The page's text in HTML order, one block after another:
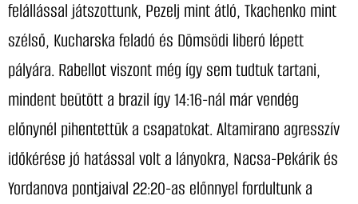
felállással játszottunk, Pezelj mint átló, Tkachenko mint
szélső, Kucharska feladó és Dömsödi liberó lépett
pályára. Rabellot viszont még így sem tudtuk tartani,
mindent beütött a brazil így 14:16-nál már vendég
előnynél pihentettük a csapatokat. Altamirano agresszív
időkérése jó hatással volt a lányokra, Nacsa-Pekárik és
Yordanova pontjaival 22:20-as előnnyel fordultunk a